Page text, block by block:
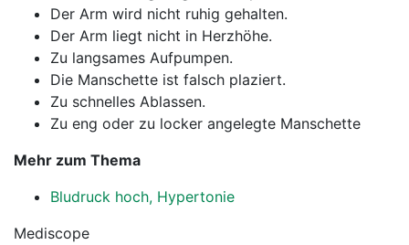
Der Arm wird nicht ruhig gehalten.
Der Arm liegt nicht in Herzhöhe.
Zu langsames Aufpumpen.
Die Manschette ist falsch plaziert.
Zu schnelles Ablassen.
Zu eng oder zu locker angelegte Manschette
Mehr zum Thema
Bludruck hoch, Hypertonie
Mediscope